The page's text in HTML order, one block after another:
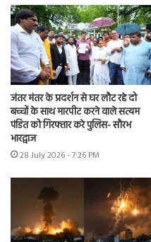
जंतर मंतर के प्रदर्शन से घर लौट रहे दो
बच्चों के साथ मारपीट करने वाले सत्यम
पंडित को गिरफ्तार करे पुलिस- सौरभ
भारद्वाज
28 July 2026 - 7:26 PM